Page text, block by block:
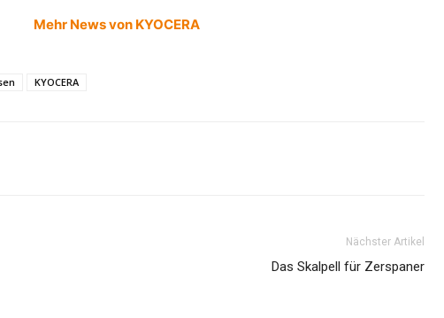
Mehr News von KYOCERA
KYOCERA
Nächster Artikel
Das Skalpell für Zerspaner